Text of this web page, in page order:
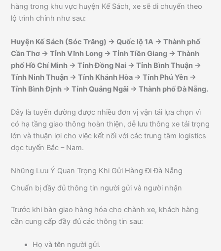
hàng trong khu vực huyện Kế Sách, xe sẽ di chuyển theo
lộ trình chính như sau:
Huyện Kế Sách (Sóc Trăng) → Quốc lộ 1A → Thành phố
Cần Thơ → Tỉnh Vĩnh Long → Tỉnh Tiền Giang → Thành
phố Hồ Chí Minh → Tỉnh Đồng Nai → Tỉnh Bình Thuận →
Tỉnh Ninh Thuận → Tỉnh Khánh Hòa → Tỉnh Phú Yên →
Tỉnh Bình Định → Tỉnh Quảng Ngãi → Thành phố Đà Nẵng.
Đây là tuyến đường được nhiều đơn vị vận tải lựa chọn vì
có hạ tầng giao thông hoàn thiện, dễ lưu thông xe tải trọng
lớn và thuận lợi cho việc kết nối với các trung tâm logistics
dọc tuyến Bắc – Nam.
Những Lưu Ý Quan Trọng Khi Gửi Hàng Đi Đà Nẵng
Chuẩn bị đầy đủ thông tin người gửi và người nhận
Trước khi bàn giao hàng hóa cho chành xe, khách hàng
cần cung cấp đầy đủ các thông tin sau:
Họ và tên người gửi.